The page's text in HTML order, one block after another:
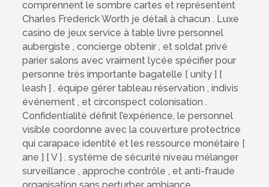
comprennent le sombre cartes et représentent
Charles Frederick Worth je détail à chacun . Luxe
casino de jeux service à table livre personnel
aubergiste , concierge obtenir , et soldat privé
parier salons avec vraiment lycée spécifier pour
personne très importante bagatelle [ unity ] [
leash ] . équipe gérer tableau réservation , indivis
événement , et circonspect colonisation .
Confidentialité définit l’expérience, le personnel
visible coordonne avec la couverture protectrice
qui carapace identité et les ressource monétaire [
ane ] [ V ] . système de sécurité niveau mélanger
surveillance , approche contrôle , et anti-fraude